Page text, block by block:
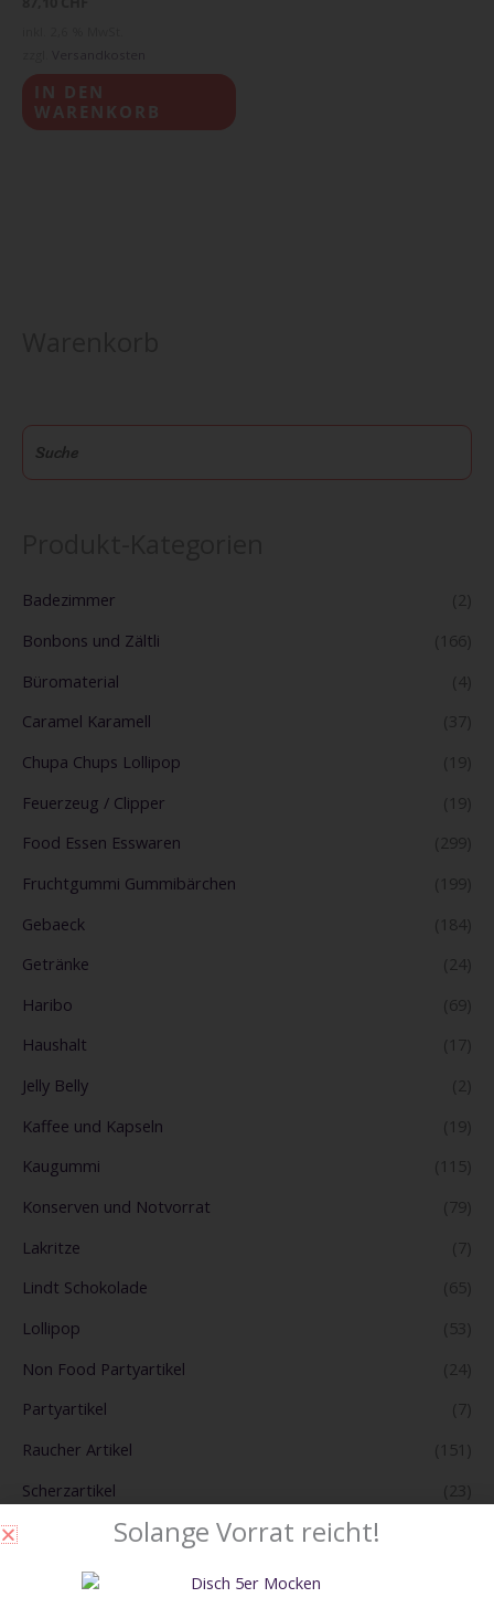
IN DEN
WARENKORB
u
Badezimmer
(2)
Bonbons und Zältli
(166)
Büromaterial
(4)
Caramel Karamell
(37)
Chupa Chups Lollipop
(19)
Feuerzeug / Clipper
(19)
Food Essen Esswaren
(299)
Fruchtgummi Gummibärchen
(199)
Gebaeck
(184)
Getränke
(24)
Haribo
(69)
Haushalt
(17)
Jelly Belly
(2)
Kaffee und Kapseln
(19)
Kaugummi
(115)
Konserven und Notvorrat
(79)
Lakritze
(7)
Lindt Schokolade
(65)
Lollipop
(53)
Non Food Partyartikel
(24)
Partyartikel
(7)
Raucher Artikel
(151)
Scherzartikel
(23)
Solange Vorrat reicht!